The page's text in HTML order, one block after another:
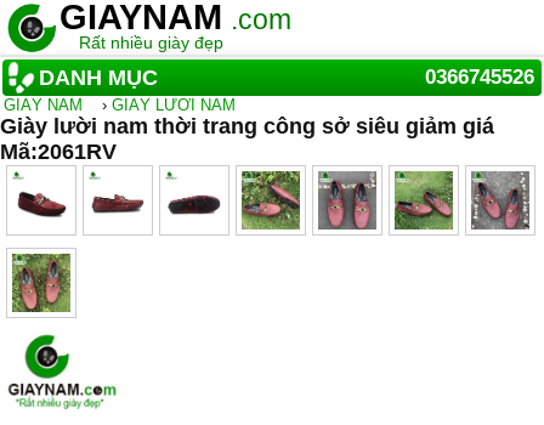
GIAYNAM .com
Rất nhiều giày đẹp
DANH MỤC 0366745526
GIẦY NAM › GIÀY LƯỜI NAM
Giày lười nam thời trang công sở siêu giảm giá
Mã:2061RV